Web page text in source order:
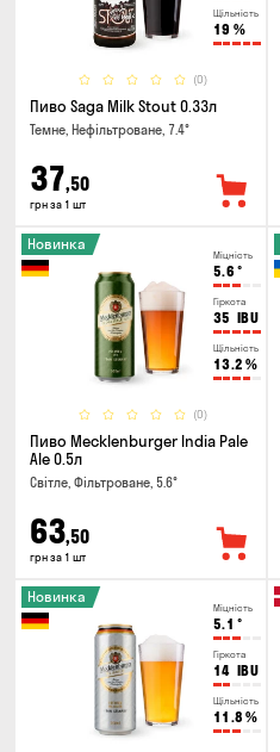
Щільність
19 %
(0)
Пиво Saga Milk Stout 0.33л
Темне, Нефільтроване, 7.4°
37,50
грн за 1 шт
Міцність
5.6 °
Гіркота
35 IBU
Щільність
13.2 %
(0)
Новинка
Пиво Mecklenburger India Pale
Ale 0.5л
Світле, Фільтроване, 5.6°
63,50
грн за 1 шт
Міцність
5.1 °
Гіркота
14 IBU
Щільність
11.8 %
Новинка